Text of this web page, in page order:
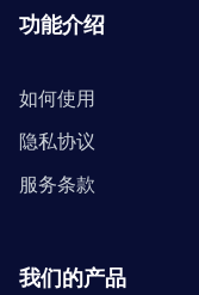
功能介绍
如何使用
隐私协议
服务条款
我们的产品